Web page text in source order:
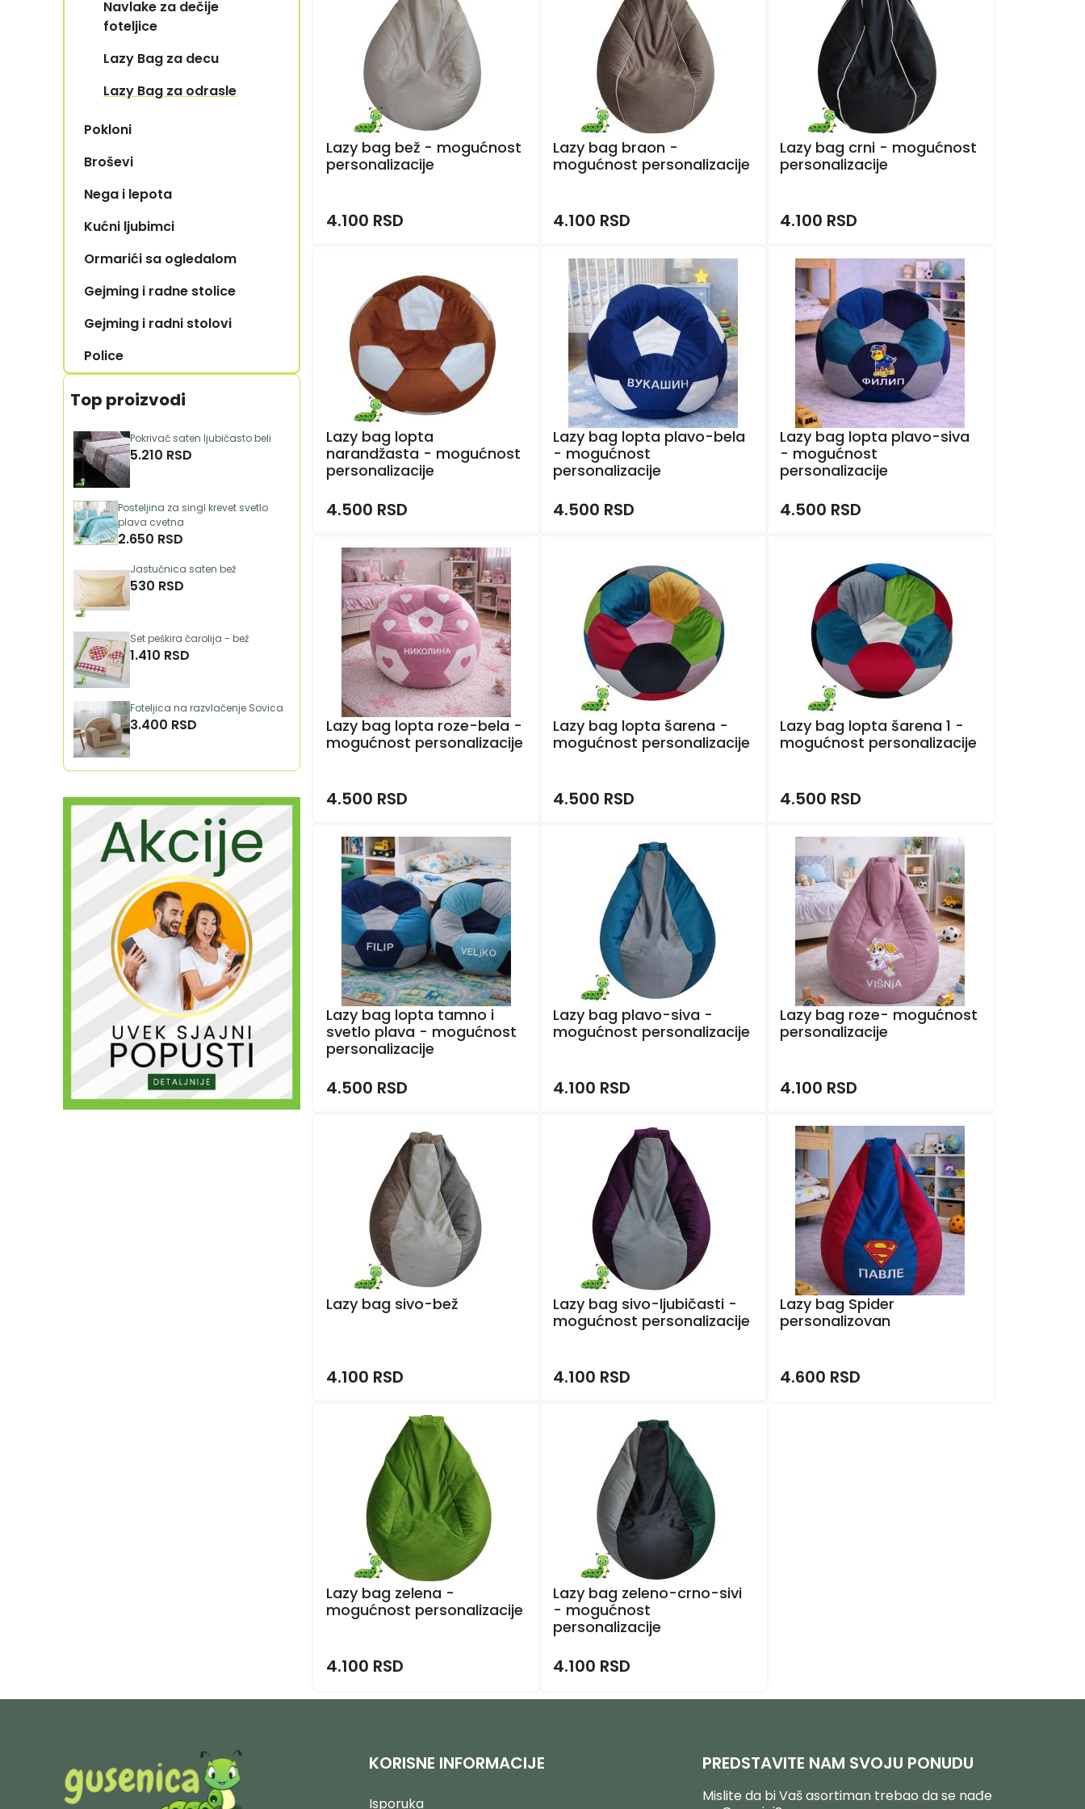
Lazy bag bež - mogućnost
personalizacije
4.100 RSD
Lazy bag braon -
mogućnost personalizacije
4.100 RSD
Lazy bag crni - mogućnost
personalizacije
4.100 RSD
Lazy bag lopta
narandžasta - mogućnost
personalizacije
4.500 RSD
Lazy bag lopta plavo-bela
- mogućnost
personalizacije
4.500 RSD
Lazy bag lopta plavo-siva
- mogućnost
personalizacije
4.500 RSD
Lazy bag lopta roze-bela -
mogućnost personalizacije
4.500 RSD
Lazy bag lopta šarena -
mogućnost personalizacije
4.500 RSD
Lazy bag lopta šarena 1 -
mogućnost personalizacije
4.500 RSD
Lazy bag lopta tamno i
svetlo plava - mogućnost
personalizacije
4.500 RSD
Lazy bag plavo-siva -
mogućnost personalizacije
4.100 RSD
Lazy bag roze- mogućnost
personalizacije
4.100 RSD
Lazy bag sivo-bež
4.100 RSD
Lazy bag sivo-ljubičasti -
mogućnost personalizacije
4.100 RSD
Lazy bag Spider
personalizovan
4.600 RSD
Lazy bag zelena -
mogućnost personalizacije
4.100 RSD
Lazy bag zeleno-crno-sivi
- mogućnost
personalizacije
4.100 RSD
Menu
Navlake za dečije
foteljice
Lazy Bag za decu
Lazy Bag za odrasle
Pokloni
Broševi
Nega i lepota
Expand
Navigation
Menu
Kućni ljubimci
Expand
Navigation
Menu
Ormarići sa ogledalom
Gejming i radne stolice
Gejming i radni stolovi
Police
Top proizvodi
Pokrivač saten ljubičasto beli
5.210 RSD
Posteljina za singl krevet svetlo
plava cvetna
2.650 RSD
Jastučnica saten bež
530 RSD
Set peškira čarolija - bež
1.410 RSD
Foteljica na razvlačenje Sovica
3.400 RSD
KORISNE INFORMACIJE
Isporuka
PREDSTAVITE NAM SVOJU PONUDU
Mislite da bi Vaš asortiman trebao da se nađe